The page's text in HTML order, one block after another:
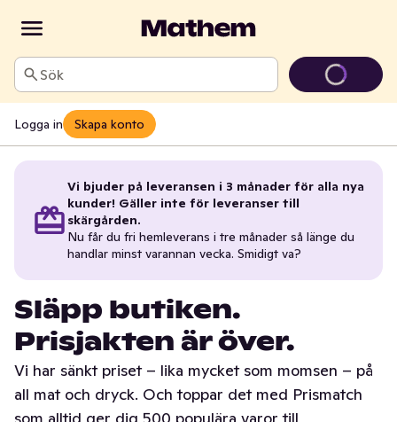
Sök
Logga in Skapa konto
Vi bjuder på leveransen i 3 månader för alla nya
kunder! Gäller inte för leveranser till
skärgården.
Nu får du fri hemleverans i tre månader så länge du
handlar minst varannan vecka. Smidigt va?
Släpp butiken.
Prisjakten är över.
Vi har sänkt priset – lika mycket som momsen – på
all mat och dryck. Och toppar det med Prismatch